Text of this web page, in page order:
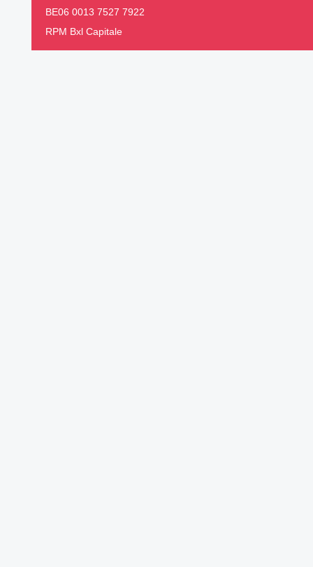
BE06 0013 7527 7922
RPM Bxl Capitale